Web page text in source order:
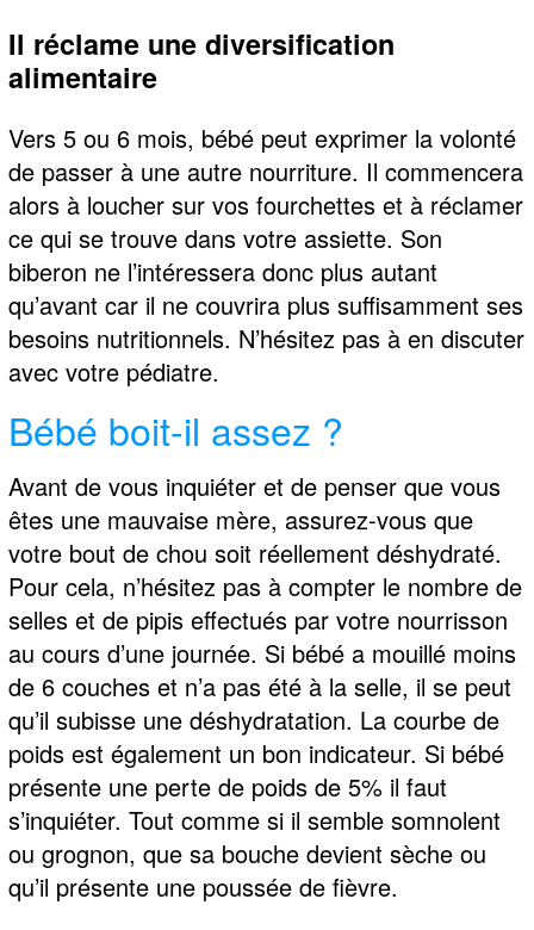
Il réclame une diversification
alimentaire
Vers 5 ou 6 mois, bébé peut exprimer la volonté
de passer à une autre nourriture. Il commencera
alors à loucher sur vos fourchettes et à réclamer
ce qui se trouve dans votre assiette. Son
biberon ne l’intéressera donc plus autant
qu’avant car il ne couvrira plus suffisamment ses
besoins nutritionnels. N’hésitez pas à en discuter
avec votre pédiatre.
Bébé boit-il assez ?
Avant de vous inquiéter et de penser que vous
êtes une mauvaise mère, assurez-vous que
votre bout de chou soit réellement déshydraté.
Pour cela, n’hésitez pas à compter le nombre de
selles et de pipis effectués par votre nourrisson
au cours d’une journée. Si bébé a mouillé moins
de 6 couches et n’a pas été à la selle, il se peut
qu’il subisse une déshydratation. La courbe de
poids est également un bon indicateur. Si bébé
présente une perte de poids de 5% il faut
s’inquiéter. Tout comme si il semble somnolent
ou grognon, que sa bouche devient sèche ou
qu’il présente une poussée de fièvre.